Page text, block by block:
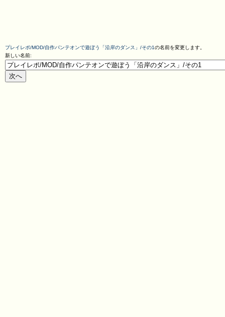
プレイレポ/MOD/自作パンテオンで遊ぼう「沿岸のダンス」/その1の名前を変更します。
新しい名前: